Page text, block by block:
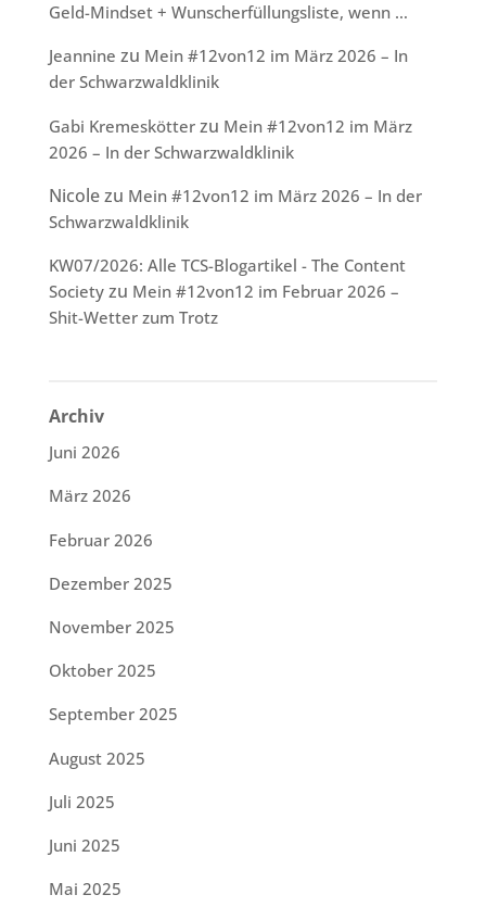
Geld-Mindset + Wunscherfüllungsliste, wenn …
Jeannine zu Mein #12von12 im März 2026 – In
der Schwarzwaldklinik
Gabi Kremeskötterzu Mein #12von12 im März
2026 – In der Schwarzwaldklinik
Nicolezu Mein #12von12 im März 2026 – In der
Schwarzwaldklinik
KW07/2026: Alle TCS-Blogartikel - The Content
Societyzu Mein #12von12 im Februar 2026 –
Shit-Wetter zum Trotz
Archiv
Juni 2026
März 2026
Februar 2026
Dezember 2025
November 2025
Oktober 2025
September 2025
August 2025
Juli 2025
Juni 2025
Mai 2025